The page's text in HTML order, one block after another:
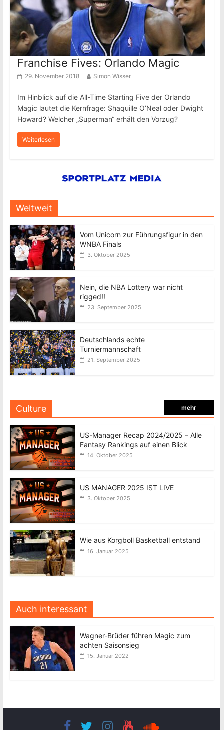
Franchise Fives: Orlando Magic
29. November 2018 Simon Wisser
Im Hinblick auf die All-Time Starting Five der Orlando
Magic lautet die Kernfrage: Shaquille O’Neal oder Dwight
Howard? Welcher „Superman“ erhält den Vorzug?
Weiterlesen
Weltweit
Vom Unicorn zur Führungsfigur in den
WNBA Finals
3. Oktober 2025
Nein, die NBA Lottery war nicht
rigged!!
23. September 2025
Deutschlands echte
Turniermannschaft
21. September 2025
Culture mehr
US-Manager Recap 2024/2025 – Alle
Fantasy Rankings auf einen Blick
14. Oktober 2025
US MANAGER 2025 IST LIVE
3. Oktober 2025
Wie aus Korgboll Basketball entstand
16. Januar 2025
Auch interessant
Wagner-Brüder führen Magic zum
achten Saisonsieg
15. Januar 2022